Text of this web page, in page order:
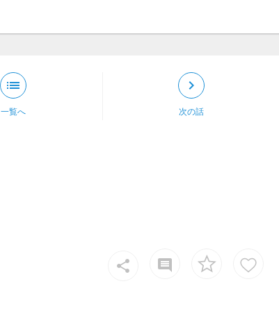
list
一覧へ
keyboard_arrow_right
次の話
share insert_comment